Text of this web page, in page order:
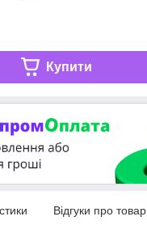
Купити
Відгуки про товар